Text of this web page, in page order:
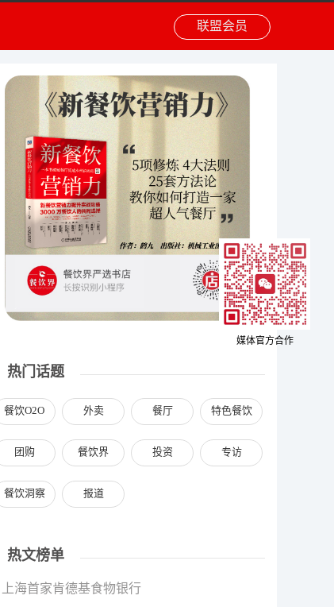
联盟会员
热门话题
餐饮O2O 外卖 餐厅 特色餐饮
团购 餐饮界 投资 专访
餐饮洞察 报道
热文榜单
上海首家肯德基食物银行
媒体官方合作